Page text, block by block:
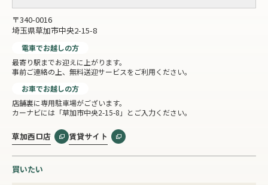
〒340-0016
埼玉県草加市中央2-15-8
電車でお越しの方
最寄り駅までお迎えに上がります。
事前ご連絡の上、無料送迎サービスをご利用ください。
お車でお越しの方
店舗裏に専用駐車場がございます。
カーナビには「草加市中央2-15-8」とご入力ください。
草加西口店 賃貸サイト
買いたい